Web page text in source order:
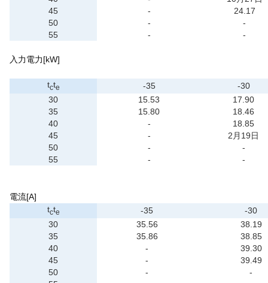
45
-
24.17
50
-
-
55
- -
入力電力[kW]
tcte -35
-30
30
15.53
17.90
35
15.80
18.46
40
-
18.85
45
-
2月19日
50
-
-
55
- -
電流[A]
tcte -35
-30
30
35.56
38.19
35
35.86
38.85
40
-
39.30
45
-
39.49
50
-
-